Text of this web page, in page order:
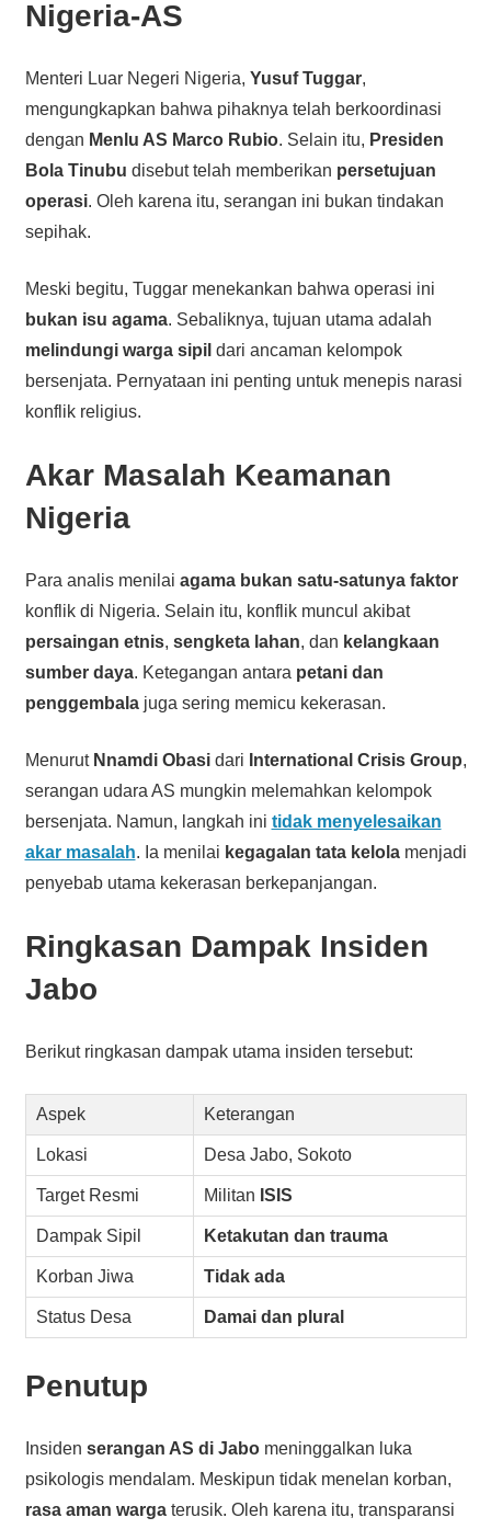
Nigeria-AS
Menteri Luar Negeri Nigeria, Yusuf Tuggar,
mengungkapkan bahwa pihaknya telah berkoordinasi
dengan Menlu AS Marco Rubio. Selain itu, Presiden
Bola Tinubu disebut telah memberikan persetujuan
operasi. Oleh karena itu, serangan ini bukan tindakan
sepihak.
Meski begitu, Tuggar menekankan bahwa operasi ini
bukan isu agama. Sebaliknya, tujuan utama adalah
melindungi warga sipil dari ancaman kelompok
bersenjata. Pernyataan ini penting untuk menepis narasi
konflik religius.
Akar Masalah Keamanan
Nigeria
Para analis menilai agama bukan satu-satunya faktor
konflik di Nigeria. Selain itu, konflik muncul akibat
persaingan etnis, sengketa lahan, dan kelangkaan
sumber daya. Ketegangan antara petani dan
penggembalajuga sering memicu kekerasan.
Menurut Nnamdi Obasidari International Crisis Group,
serangan udara AS mungkin melemahkan kelompok
bersenjata. Namun, langkah ini tidak menyelesaikan
akar masalah. Ia menilai kegagalan tata kelolamenjadi
penyebab utama kekerasan berkepanjangan.
Ringkasan Dampak Insiden
Jabo
Berikut ringkasan dampak utama insiden tersebut:
Aspek Keterangan
Lokasi Desa Jabo, Sokoto
Target Resmi Militan ISIS
Dampak Sipil Ketakutan dan trauma
Korban Jiwa Tidak ada
Status Desa Damai dan plural
Penutup
Insiden serangan AS di Jabomeninggalkan luka
psikologis mendalam. Meskipun tidak menelan korban,
rasa aman wargaterusik. Oleh karena itu, transparansi